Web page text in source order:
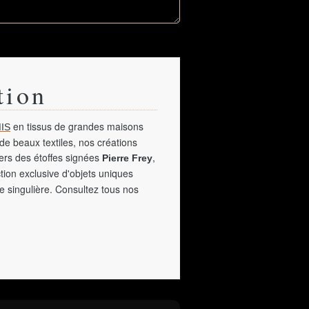
en tissus de grandes maisons
beaux textiles, nos créations
des étoffes signées Pierre Frey,
exclusive d'objets uniques
singulière. Consultez tous nos